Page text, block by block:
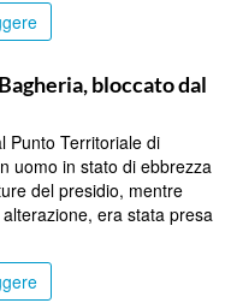
bloccato dal
Punto Territoriale di
uomo in stato di ebbrezza
del presidio, mentre
alterazione, era stata presa